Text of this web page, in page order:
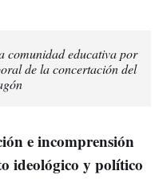
comunidad educativa por
de la concertación del
e incomprensión
ideológico y político